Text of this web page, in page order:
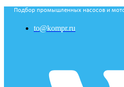
Подбор промышленных насосов и
to@kompr.ru